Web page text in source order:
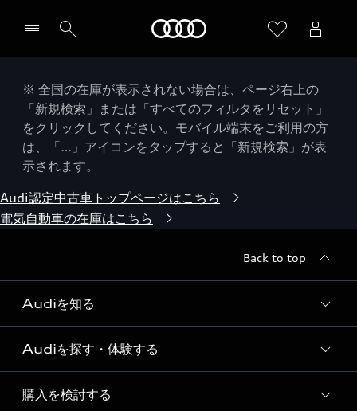
※ 全国の在庫が表示されない場合は、ページ右上の
「新規検索」または「すべてのフィルタをリセット」
をクリックしてください。モバイル端末をご利用の方
は、「…」アイコンをタップすると「新規検索」が表
示されます。
Audi認定中古車トップページはこちら
電気自動車の在庫はこちら
Back to top
Audiを知る
Audi ブランド
Story of Progress
Audiを探す・体験する
ディーラー検索
購入を検討する